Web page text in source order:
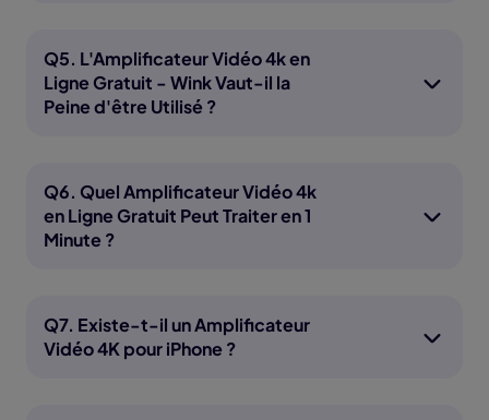
Q5. L'Amplificateur Vidéo 4k en
Ligne Gratuit - Wink Vaut-il la
Peine d'être Utilisé ?
Q6. Quel Amplificateur Vidéo 4k
en Ligne Gratuit Peut Traiter en 1
Minute ?
Q7. Existe-t-il un Amplificateur
Vidéo 4K pour iPhone ?